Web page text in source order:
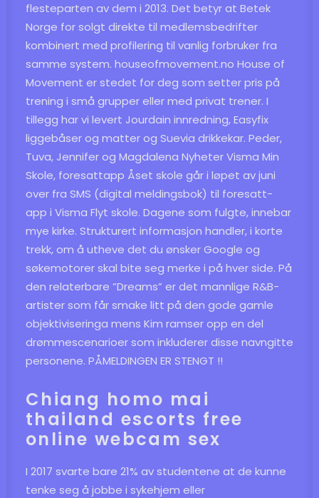
flesteparten av dem i 2013. Det betyr at Betek
Norge for solgt direkte til medlemsbedrifter
kombinert med profilering til vanlig forbruker fra
samme system. houseofmovement.no House of
Movement er stedet for deg som setter pris på
trening i små grupper eller med privat trener. I
tillegg har vi levert Jourdain innredning, Easyfix
liggebåser og matter og Suevia drikkekar. Peder,
Tuva, Jennifer og Magdalena Nyheter Visma Min
Skole, foresattapp Åset skole går i løpet av juni
over fra SMS (digital meldingsbok) til foresatt-
app i Visma Flyt skole. Dagene som fulgte, innebar
mye kirke. Strukturert informasjon handler, i korte
trekk, om å utheve det du ønsker Google og
søkemotorer skal bite seg merke i på hver side. På
den relaterbare ”Dreams” er det mannlige R&B-
artister som får smake litt på den gode gamle
objektiviseringa mens Kim ramser opp en del
drømmescenarioer som inkluderer disse navngitte
personene. PÅMELDINGEN ER STENGT !!
Chiang homo mai
thailand escorts free
online webcam sex
I 2017 svarte bare 21% av studentene at de kunne
tenke seg å jobbe i sykehjem eller